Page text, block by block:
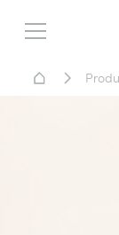
Meny
Hem